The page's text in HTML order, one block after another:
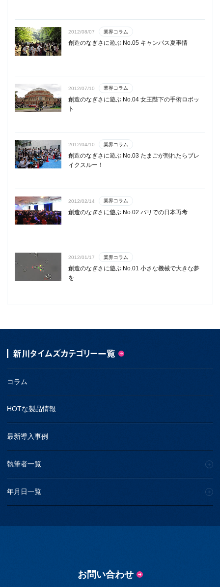
2012/08/07 業界コラム
創造のなぎさに遊ぶ No.05 キャンパス夏事情
2012/07/10 業界コラム
創造のなぎさに遊ぶ No.04 女王陛下の手術ロボッ
ト
2012/04/10 業界コラム
創造のなぎさに遊ぶ No.03 たまごが割れたらブレ
イクスルー！
2012/02/14 業界コラム
創造のなぎさに遊ぶ No.02 パリでの日本再考
2012/01/17 業界コラム
創造のなぎさに遊ぶ No.01 小さな機械で大きな夢
を
新川タイムズカテゴリー一覧
コラム
HOTな製品情報
最新導入事例
執筆者一覧
年月日一覧
お問い合わせ